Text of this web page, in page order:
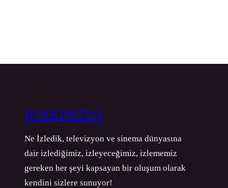
HAKKIMIZDA
Ne İzledik, televizyon ve sinema dünyasına
dair izlediğimiz, izleyeceğimiz, izlememiz
gereken her şeyi kapsayan bir oluşum olarak
kendini sizlere sunuyor!